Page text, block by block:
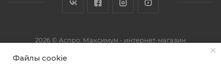
2026 © Аспро: Максимум - интернет-магазин
Файлы cookie